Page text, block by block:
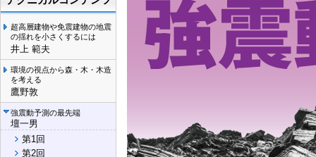
超高層建物や免震建物の地震
の揺れを小さくするには
井上 範夫
環境の視点から森・木・木造
を考える
鷹野敦
強震動予測の最先端
壇一男
第1回
第2回